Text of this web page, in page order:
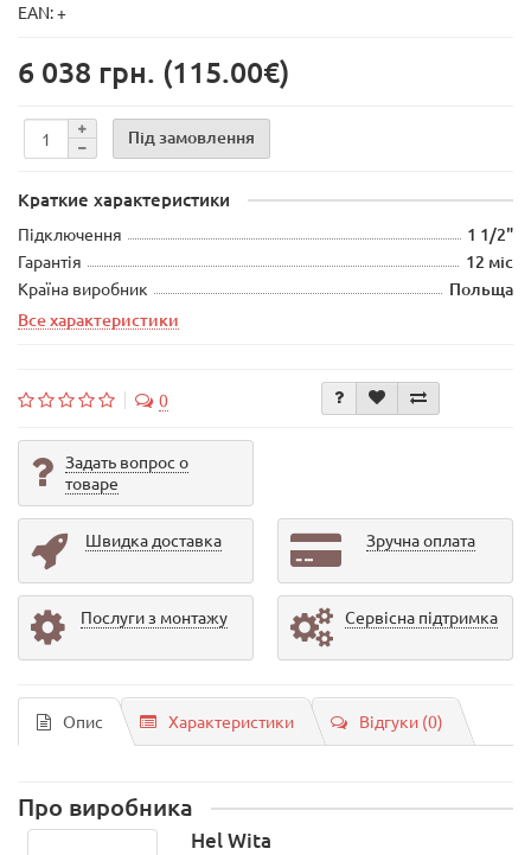
EAN: +
6 038 грн. (115.00€)
Під замовлення
Краткие характеристики
Підключення 1 1/2"
Гарантія 12 міс
Країна виробник
Польща
Все характеристики
0
Задать вопрос о
товаре
Швидка доставка Зручна оплата
Послуги з монтажу Сервісна підтримка
Опис Характеристики Відгуки (0)
Про виробника
Hel Wita